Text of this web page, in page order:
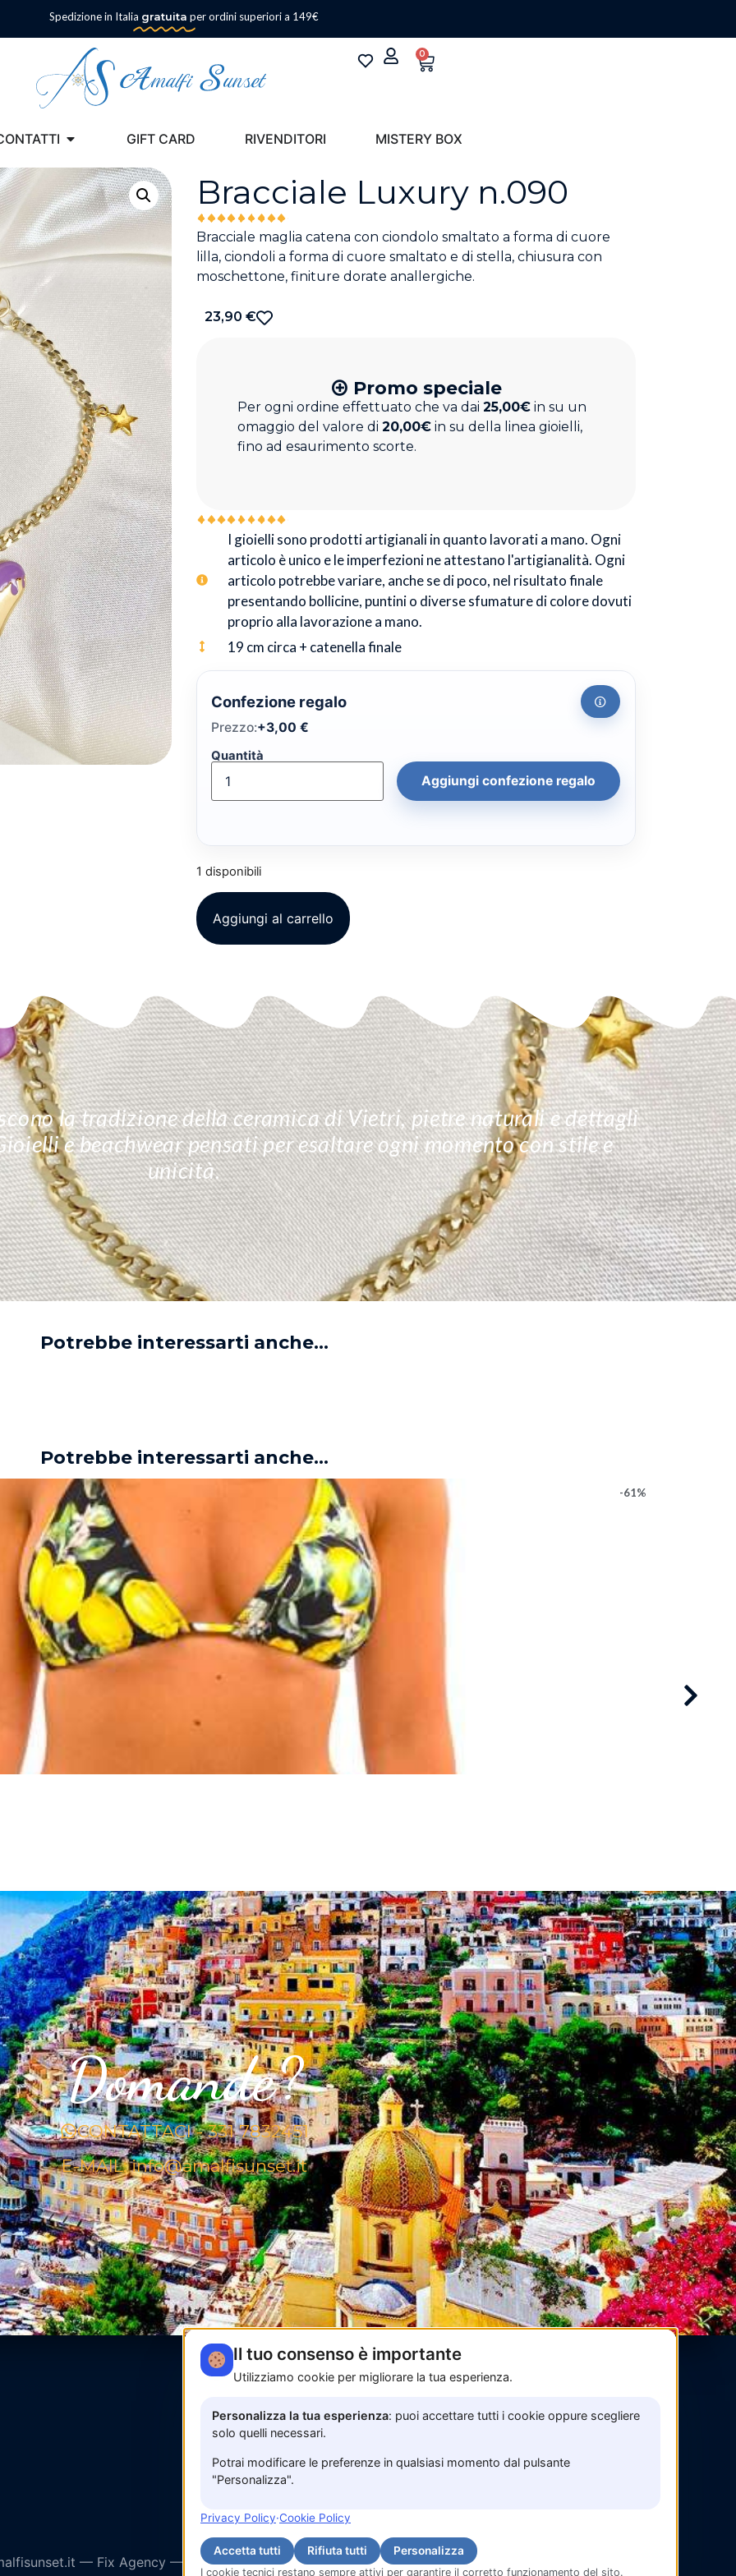
Spedizione in Italia gratuita per ordini superiori a 149€
0
GIFT CARD RIVENDITORI MISTERY BOX
Bracciale Luxury n.090
Bracciale maglia catena con ciondolo smaltato a forma di cuore
lilla, ciondoli a forma di cuore smaltato e di stella, chiusura con
moschettone, finiture dorate anallergiche.
23,90 €
Promo speciale
Per ogni ordine effettuato che va dai 25,00€in su un
omaggio del valore di 20,00€in su della linea gioielli,
fino ad esaurimento scorte.
I gioielli sono prodotti artigianali in quanto lavorati a mano. Ogni
articolo è unico e le imperfezioni ne attestano l'artigianalità. Ogni
articolo potrebbe variare, anche se di poco, nel risultato finale
presentando bollicine, puntini o diverse sfumature di colore dovuti
proprio alla lavorazione a mano.
19 cm circa + catenella finale
Confezione regalo
Prezzo:+3,00€
Quantità
Aggiungi confezione regalo
1 disponibili
Aggiungi al carrello
la tradizione della ceramica di Vietri, pietre naturali e dettagli
e beachwear pensati per esaltare ogni momento con stile e
unicità.
Potrebbe interessarti anche...
Potrebbe interessarti anche...
-61%
Domande?
CONTATTACI - 331 7832451
E-MAIL: info@amalfisunset.it
Pagamenti sicuri con
— Fix Agency — Facciamo cose…nuove!
Il tuo consenso è importante
Utilizziamo cookie per migliorare la tua esperienza.
Personalizza la tua esperienza: puoi accettare tutti i cookie oppure scegliere
solo quelli necessari.
Potrai modificare le preferenze in qualsiasi momento dal pulsante
"Personalizza".
Privacy Policy·Cookie Policy
Accetta tutti Rifiuta tutti Personalizza
I cookie tecnici restano sempre attivi per garantire il corretto funzionamento del sito.